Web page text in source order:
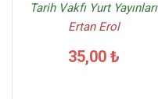
Tarih Vakfı Yurt Yayınları
Ertan Erol
35,00 ₺